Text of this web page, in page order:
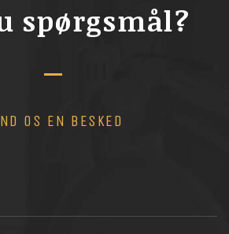
spørgsmål?
OS EN BESKED